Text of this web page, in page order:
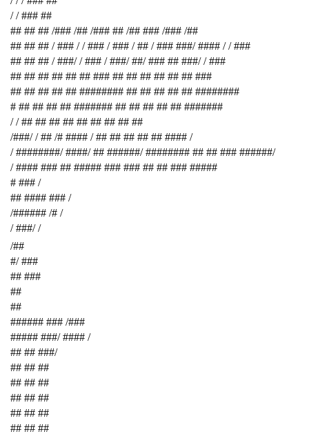
/ / ### ##
## ## ## /### /## /### ## /## ### /### /##
## ## ## / ### / / ### / ### / ## / ### ###/ #### / / ###
## ## ## / ###/ / ### / ###/ ##/ ### ## ###/ / ###
## ## ## ## ## ## ### ## ## ## ## ## ## ###
## ## ## ## ## ######## ## ## ## ## ## ########
# ## ## ## ## ####### ## ## ## ## ## #######
/ / ## ## ## ## ## ## ## ## ##
/###/ / ## /# #### / ## ## ## ## ## #### /
/ ########/ ####/ ## ######/ ######## ## ## ### ######/
/ #### ### ## ##### ### ### ## ## ### #####
# ### /
## #### ### /
/###### /# /
/ ###/ /
/##
#/ ###
## ###
##
##
###### ### /###
##### ###/ #### /
## ## ###/
## ## ##
## ## ##
## ## ##
## ## ##
## ## ##